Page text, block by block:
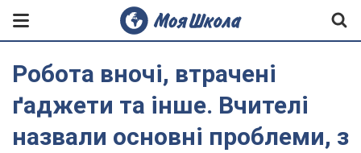
Робота вночі, втрачені
ґаджети та інше. Вчителі
назвали основні проблеми, з